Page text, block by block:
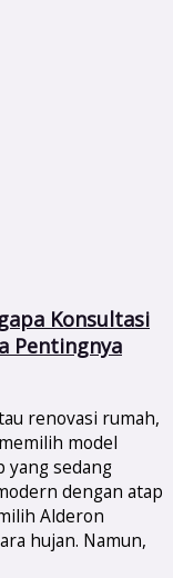
Konsultasi
Pentingnya
renovasi rumah,
model
yang sedang
dengan atap
Alderon
hujan. Namun,